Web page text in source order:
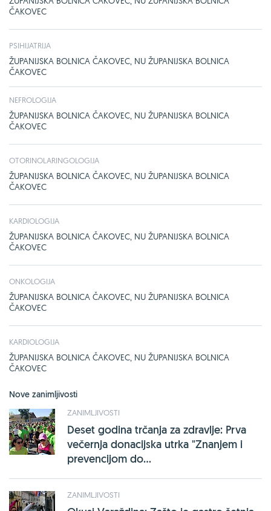
ČAKOVEC
PSIHIJATRIJA
ŽUPANIJSKA BOLNICA ČAKOVEC, NU ŽUPANIJSKA BOLNICA
ČAKOVEC
NEFROLOGIJA
ŽUPANIJSKA BOLNICA ČAKOVEC, NU ŽUPANIJSKA BOLNICA
ČAKOVEC
OTORINOLARINGOLOGIJA
ŽUPANIJSKA BOLNICA ČAKOVEC, NU ŽUPANIJSKA BOLNICA
ČAKOVEC
KARDIOLOGIJA
ŽUPANIJSKA BOLNICA ČAKOVEC, NU ŽUPANIJSKA BOLNICA
ČAKOVEC
ONKOLOGIJA
ŽUPANIJSKA BOLNICA ČAKOVEC, NU ŽUPANIJSKA BOLNICA
ČAKOVEC
KARDIOLOGIJA
ŽUPANIJSKA BOLNICA ČAKOVEC, NU ŽUPANIJSKA BOLNICA
ČAKOVEC
Nove zanimljivosti
ZANIMLJIVOSTI
Deset godina trčanja za zdravlje: Prva
večernja donacijska utrka "Znanjem i
prevencijom do...
ZANIMLJIVOSTI